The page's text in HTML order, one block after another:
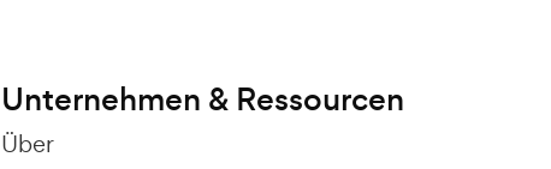
Unternehmen & Ressourcen
Über